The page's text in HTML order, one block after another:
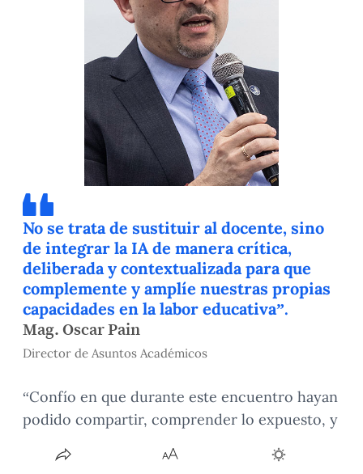
No se trata de sustituir al docente, sino
de integrar la IA de manera crítica,
deliberada y contextualizada para que
complemente y amplíe nuestras propias
capacidades en la labor educativa”.
Mag. Oscar Pain
Director de Asuntos Académicos
“Confío en que durante este encuentro hayan
podido compartir, comprender lo expuesto, y
replicador que esperamos. Estamos